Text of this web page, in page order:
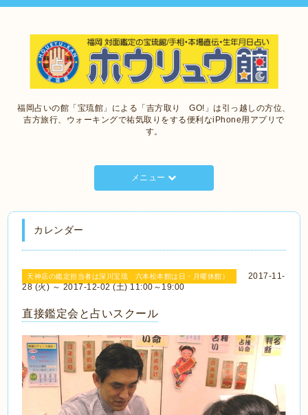
福岡占いの館「宝琉館」による「吉方取り GO!」は引っ越しの方位、
吉方旅行、ウォーキングで祐気取りをする便利なiPhone用アプリで
す。
メニュー
カレンダー
天神店の鑑定担当者は深川宝琉 六本松本館は日・月曜休館）
2017-11-
28 (火) ～ 2017-12-02 (土) 11:00～19:00
直接鑑定会と占いスクール